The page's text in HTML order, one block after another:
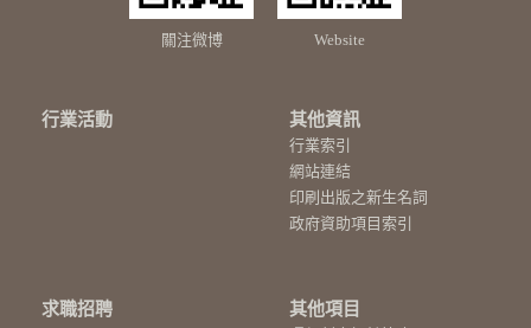
關注微博 Website
行業活動 其他資訊
行業索引
網站連結
印刷出版之新生名詞
政府資助項目索引
求職招聘 其他項目